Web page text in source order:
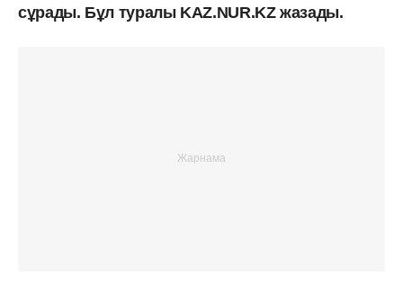
сұрады. Бұл туралы KAZ.NUR.KZ жазады.